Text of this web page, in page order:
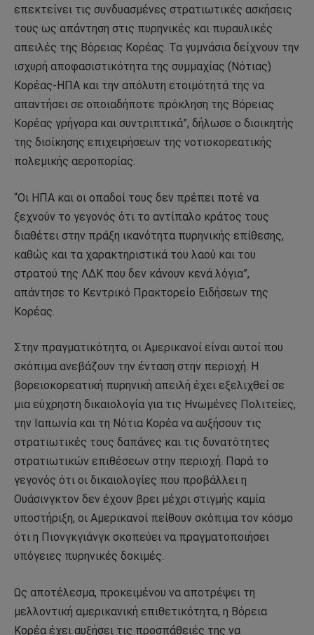
επεκτείνει τις συνδυασμένες στρατιωτικές ασκήσεις
τους ως απάντηση στις πυρηνικές και πυραυλικές
απειλές της Βόρειας Κορέας. Τα γυμνάσια δείχνουν την
ισχυρή αποφασιστικότητα της συμμαχίας (Νότιας)
Κορέας-ΗΠΑ και την απόλυτη ετοιμότητά της να
απαντήσει σε οποιαδήποτε πρόκληση της Βόρειας
Κορέας γρήγορα και συντριπτικά”, δήλωσε ο διοικητής
της διοίκησης επιχειρήσεων της νοτιοκορεατικής
πολεμικής αεροπορίας.
“Οι ΗΠΑ και οι οπαδοί τους δεν πρέπει ποτέ να
ξεχνούν το γεγονός ότι το αντίπαλο κράτος τους
διαθέτει στην πράξη ικανότητα πυρηνικής επίθεσης,
καθώς και τα χαρακτηριστικά του λαού και του
στρατού της ΛΔΚ που δεν κάνουν κενά λόγια”,
απάντησε το Κεντρικό Πρακτορείο Ειδήσεων της
Κορέας.
Στην πραγματικότητα, οι Αμερικανοί είναι αυτοί που
σκόπιμα ανεβάζουν την ένταση στην περιοχή. Η
βορειοκορεατική πυρηνική απειλή έχει εξελιχθεί σε
μια εύχρηστη δικαιολογία για τις Ηνωμένες Πολιτείες,
την Ιαπωνία και τη Νότια Κορέα να αυξήσουν τις
στρατιωτικές τους δαπάνες και τις δυνατότητες
στρατιωτικών επιθέσεων στην περιοχή. Παρά το
γεγονός ότι οι δικαιολογίες που προβάλλει η
Ουάσινγκτον δεν έχουν βρει μέχρι στιγμής καμία
υποστήριξη, οι Αμερικανοί πείθουν σκόπιμα τον κόσμο
ότι η Πιονγκγιάνγκ σκοπεύει να πραγματοποιήσει
υπόγειες πυρηνικές δοκιμές.
Ως αποτέλεσμα, προκειμένου να αποτρέψει τη
μελλοντική αμερικανική επιθετικότητα, η Βόρεια
Κορέα έχει αυξήσει τις προσπάθειές της να